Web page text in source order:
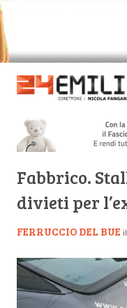
Fabbrico.
divieti per
FERRUCCIO DEL BUE